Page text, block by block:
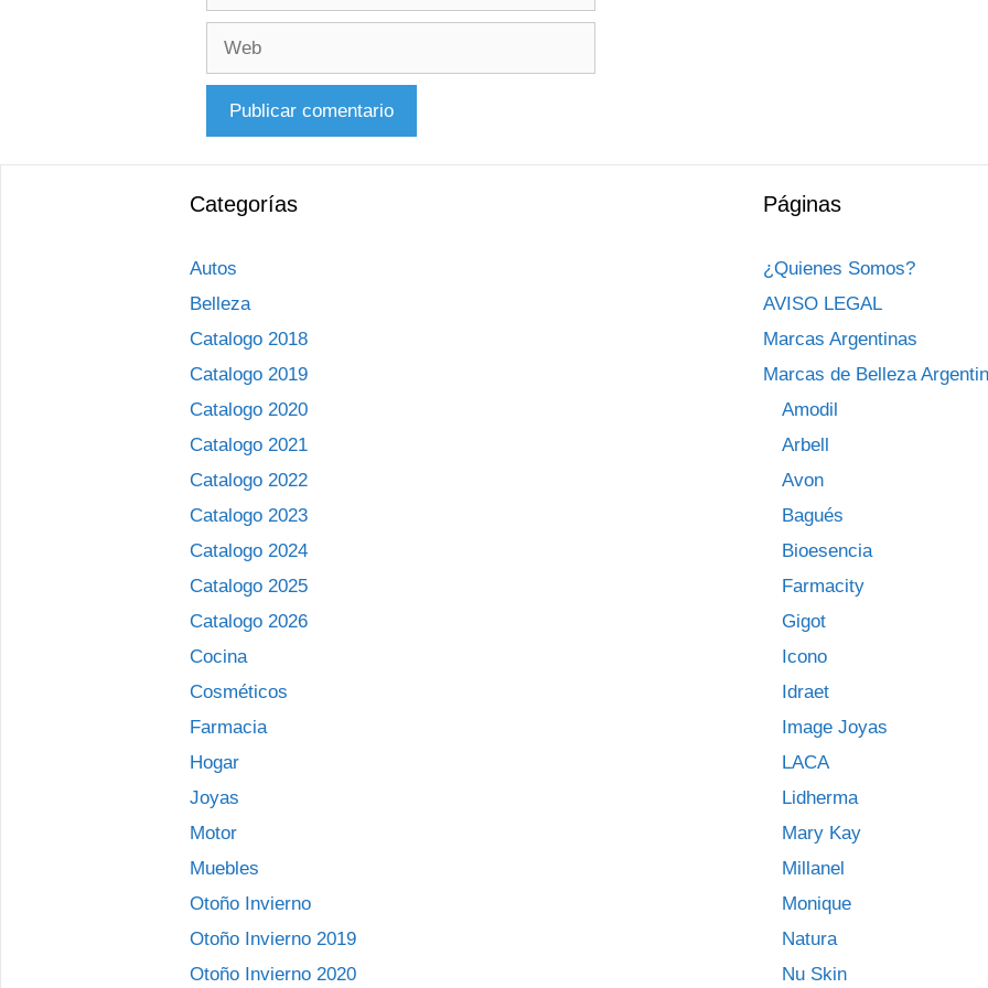
Web
Categorías
Autos
Belleza
Catalogo 2018
Catalogo 2019
Catalogo 2020
Catalogo 2021
Catalogo 2022
Catalogo 2023
Catalogo 2024
Catalogo 2025
Catalogo 2026
Cocina
Cosméticos
Farmacia
Hogar
Joyas
Motor
Muebles
Otoño Invierno
Otoño Invierno 2019
Otoño Invierno 2020
Páginas
¿Quienes Somos?
AVISO LEGAL
Marcas Argentinas
Marcas de Belleza
Amodil
Arbell
Avon
Bagués
Bioesencia
Farmacity
Gigot
Icono
Idraet
Image Joyas
LACA
Lidherma
Mary Kay
Millanel
Monique
Natura
Nu Skin